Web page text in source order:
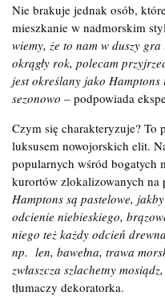
Nie brakuje jednak osób,
mieszkanie w nadmorskim
wiemy, że to nam w duszy
okrągły rok, polecam
jest określany jako
sezonowo – podpowiada
Czym się charakteryzuje? To
luksusem nowojorskich elit.
popularnych wśród bogatych
kurortów zlokalizowanych na
Hamptons są pastelowe,
odcienie niebieskiego,
niego też każdy odcień
np. len, bawełna, trawa
zwłaszcza szlachetny
tłumaczy dekoratorka.